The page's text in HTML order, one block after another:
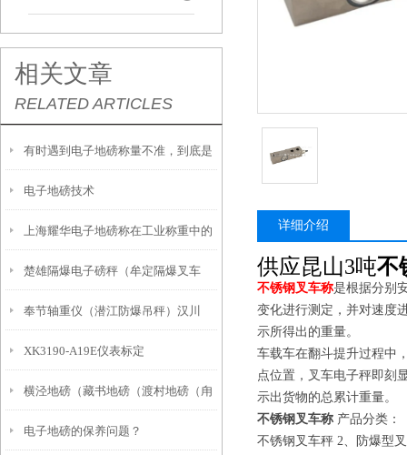
相关文章
RELATED ARTICLES
有时遇到电子地磅称量不准，到底是
何原因？
电子地磅技术
上海耀华电子地磅称在工业称重中的
优势
楚雄隔爆电子磅秤（牟定隔爆叉车
称）武定隔爆电子桌称）施甸隔爆台
秤维修
奉节轴重仪（潜江防爆吊秤）汉川
20T地磅维修
XK3190-A19E仪表标定
横泾地磅（藏书地磅（渡村地磅（甪
直地磅）光福地磅）木渎地磅维修
电子地磅的保养问题？
详细介绍
供应昆山3吨不
不锈钢叉车称是根据分别
变化进行测定，并对速度
示所得出的重量。
车载车在翻斗提升过程中
点位置，叉车电子秤即刻
示出货物的总累计重量。
不锈钢叉车称 产品分类：
不锈钢叉车秤 2、防爆型